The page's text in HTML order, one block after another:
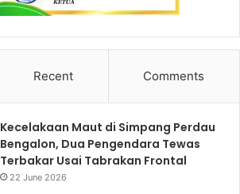
Recent Comments
Kecelakaan Maut di Simpang Perdau
Bengalon, Dua Pengendara Tewas
Terbakar Usai Tabrakan Frontal
22 June 2026